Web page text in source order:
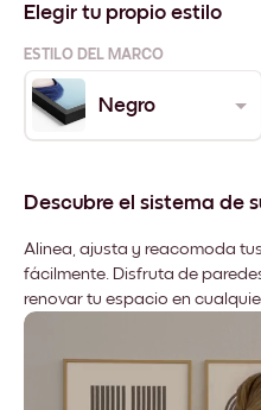
Elegir tu propio estilo
ESTILO DEL MARCO
Negro
Descubre el sistema de
Alinea, ajusta y reacomoda
fácilmente. Disfruta de
renovar tu espacio en